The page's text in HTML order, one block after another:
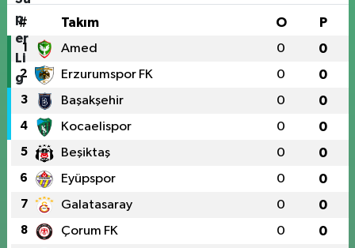
# Takım O P
1 Amed 0 0
2 Erzurumspor FK 0 0
3 Başakşehir 0 0
4 Kocaelispor 0 0
5 Beşiktaş 0 0
6 Eyüpspor 0 0
7 Galatasaray 0 0
8 Çorum FK 0 0